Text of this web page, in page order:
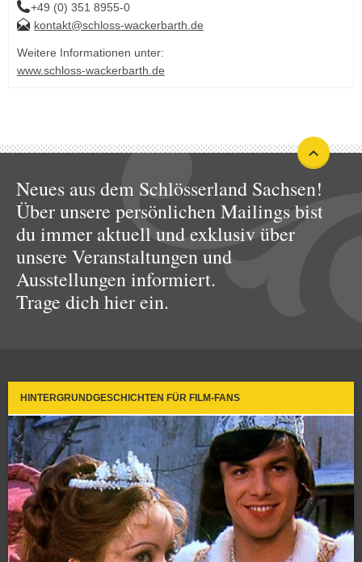
+49 (0) 351 8955-0
kontakt@schloss-wackerbarth.de
Weitere Informationen unter:
www.schloss-wackerbarth.de
Neues aus dem Schlösserland Sachsen!
Über unsere persönlichen Mailings bist
du immer aktuell und exklusiv über
unsere Veranstaltungen und
Ausstellungen informiert.
Trage dich hier ein.
HINTERGRUNDGESCHICHTEN FÜR FILM-FANS